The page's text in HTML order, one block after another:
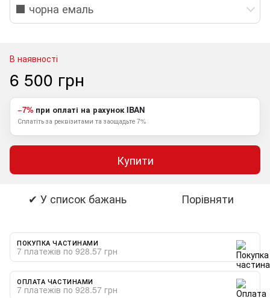
⬛️ чорна емаль
В наявності
6 500 грн
−7%при оплаті на рахунок IBAN
Сплатіть за реквізитами та заощадьте 7%
Купити
✔ У список бажань Порівняти
ПОКУПКА ЧАСТИНАМИ
7 платежів по 928.57 грн
ОПЛАТА ЧАСТИНАМИ
7 платежів по 928.57 грн